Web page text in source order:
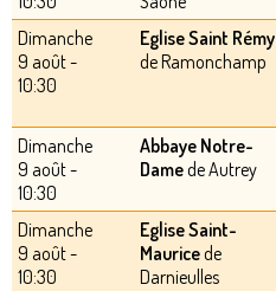
Dimanche
9 août -
10:30
Eglise Saint Rémy
de Ramonchamp
Dimanche
9 août -
10:30
Abbaye Notre-
Damede Autrey
Dimanche
9 août -
10:30
Eglise Saint-
Mauricede
Darnieulles